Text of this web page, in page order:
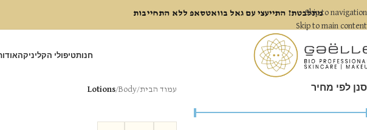
מתלבטת? התייעצי עם גאל בוואטסאפ ללא התחייבותSkip to navigation
Skip to main content
חנותטיפולי הקליניקה
סנן לפי מחיר עמוד הבית/
Body
/
Lotions